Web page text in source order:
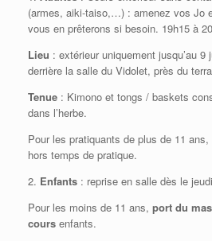
(armes, aiki-taiso,…) : amenez vos Jo
vous en prêterons si besoin. 19h15 à
Lieu : extérieur uniquement jusqu’au 9
derrière la salle du Vidolet, près du
Tenue : Kimono et tongs / baskets
dans l’herbe.
Pour les pratiquants de plus de 11 ans,
hors temps de pratique.
2. Enfants : reprise en salle dès le
Pour les moins de 11 ans, port du
cours enfants.